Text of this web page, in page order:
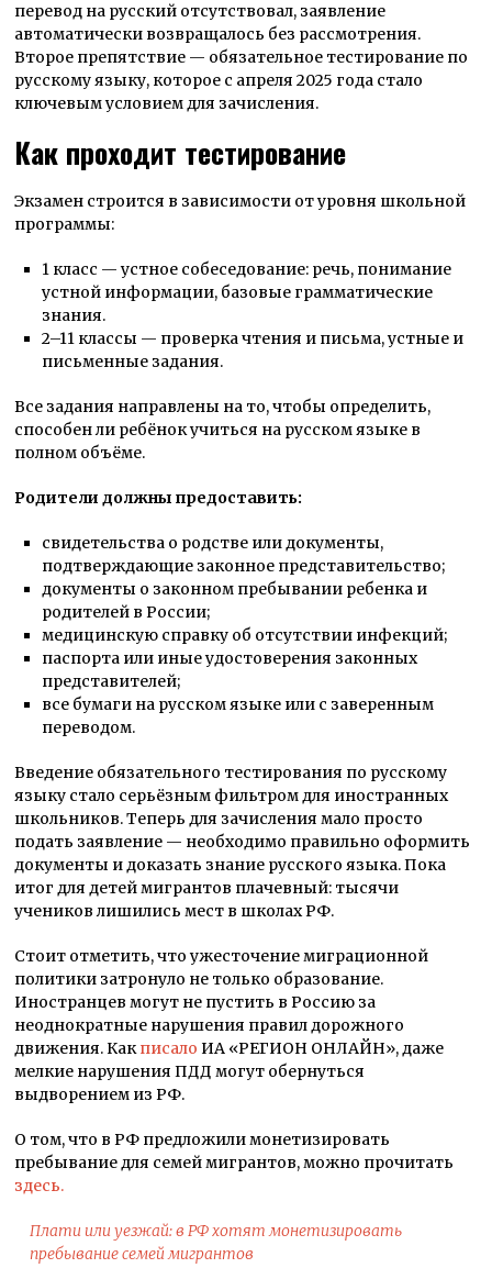
перевод на русский отсутствовал, заявление
автоматически возвращалось без рассмотрения.
Второе препятствие — обязательное тестирование по
русскому языку, которое с апреля 2025 года стало
ключевым условием для зачисления.
Как проходит тестирование
Экзамен строится в зависимости от уровня школьной
программы:
1 класс — устное собеседование: речь, понимание
устной информации, базовые грамматические
знания.
2–11 классы — проверка чтения и письма, устные и
письменные задания.
Все задания направлены на то, чтобы определить,
способен ли ребёнок учиться на русском языке в
полном объёме.
Родители должны предоставить:
свидетельства о родстве или документы,
подтверждающие законное представительство;
документы о законном пребывании ребенка и
родителей в России;
медицинскую справку об отсутствии инфекций;
паспорта или иные удостоверения законных
представителей;
все бумаги на русском языке или с заверенным
переводом.
Введение обязательного тестирования по русскому
языку стало серьёзным фильтром для иностранных
школьников. Теперь для зачисления мало просто
подать заявление — необходимо правильно оформить
документы и доказать знание русского языка. Пока
итог для детей мигрантов плачевный: тысячи
учеников лишились мест в школах РФ.
Стоит отметить, что ужесточение миграционной
политики затронуло не только образование.
Иностранцев могут не пустить в Россию за
неоднократные нарушения правил дорожного
движения. Какписало ИА «РЕГИОН ОНЛАЙН», даже
мелкие нарушения ПДД могут обернуться
выдворением из РФ.
О том, что в РФ предложили монетизировать
пребывание для семей мигрантов, можно прочитать
здесь.
Плати или уезжай: в РФ хотят монетизировать
пребывание семей мигрантов